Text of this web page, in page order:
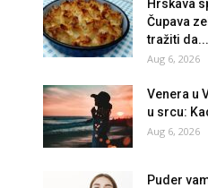
Hrskava
Čupava
tražiti da...
Aug 6, 2026
Venera u
u srcu:
Aug 6, 2026
Puder